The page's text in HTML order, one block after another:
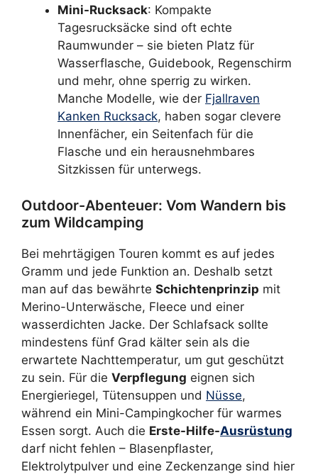
Mini-Rucksack: Kompakte
Tagesrucksäcke sind oft echte
Raumwunder – sie bieten Platz für
Wasserflasche, Guidebook, Regenschirm
und mehr, ohne sperrig zu wirken.
Manche Modelle, wie der Fjallraven
Kanken Rucksack, haben sogar clevere
Innenfächer, ein Seitenfach für die
Flasche und ein herausnehmbares
Sitzkissen für unterwegs.
Outdoor-Abenteuer: Vom Wandern bis
zum Wildcamping
Bei mehrtägigen Touren kommt es auf jedes
Gramm und jede Funktion an. Deshalb setzt
man auf das bewährte Schichtenprinzip mit
Merino-Unterwäsche, Fleece und einer
wasserdichten Jacke. Der Schlafsack sollte
mindestens fünf Grad kälter sein als die
erwartete Nachttemperatur, um gut geschützt
zu sein. Für die Verpflegung eignen sich
Energieriegel, Tütensuppen und Nüsse,
während ein Mini-Campingkocher für warmes
Essen sorgt. Auch die Erste-Hilfe-Ausrüstung
darf nicht fehlen – Blasenpflaster,
Elektrolytpulver und eine Zeckenzange sind hier